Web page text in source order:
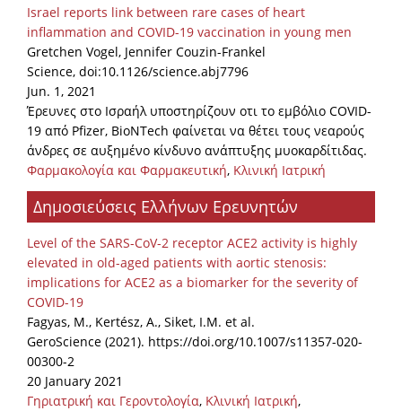
Israel reports link between rare cases of heart
inflammation and COVID-19 vaccination in young men
Gretchen Vogel, Jennifer Couzin-Frankel
Science, doi:10.1126/science.abj7796
Jun. 1, 2021
Έρευνες στο Ισραήλ υποστηρίζουν οτι το εμβόλιο COVID-
19 από Pfizer, BioNTech φαίνεται να θέτει τους νεαρούς
άνδρες σε αυξημένο κίνδυνο ανάπτυξης μυοκαρδίτιδας.
Φαρμακολογία και Φαρμακευτική, Κλινική Ιατρική
Δημοσιεύσεις Ελλήνων Ερευνητών
Level of the SARS-CoV-2 receptor ACE2 activity is highly
elevated in old-aged patients with aortic stenosis:
implications for ACE2 as a biomarker for the severity of
COVID-19
Fagyas, M., Kertész, A., Siket, I.M. et al.
GeroScience (2021). https://doi.org/10.1007/s11357-020-
00300-2
20 January 2021
Γηριατρική και Γεροντολογία, Κλινική Ιατρική,